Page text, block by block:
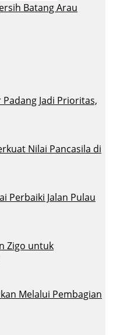
Batang Arau
Jadi Prioritas,
Nilai Pancasila di
Perbaiki Jalan Pulau
Zigo untuk
Melalui Pembagian